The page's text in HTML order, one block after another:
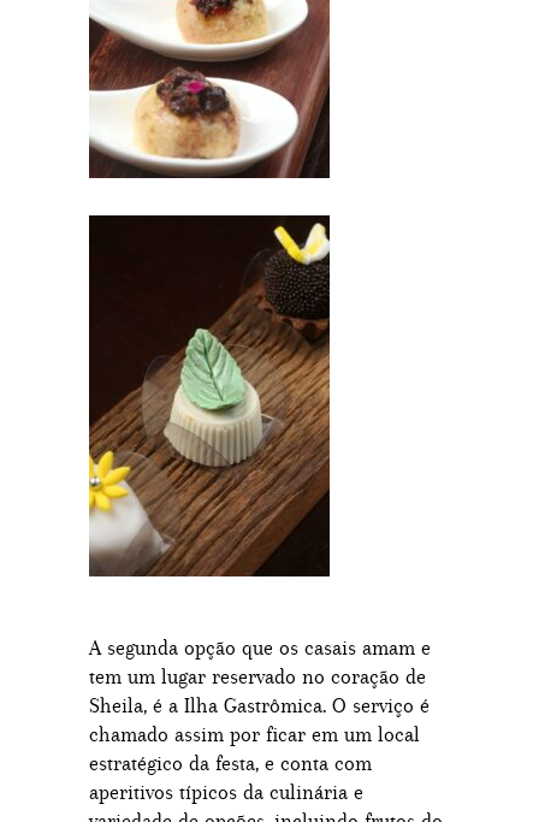
A segunda opção que os casais amam e
tem um lugar reservado no coração de
Sheila, é a Ilha Gastrômica. O serviço é
chamado assim por ficar em um local
estratégico da festa, e conta com
aperitivos típicos da culinária e